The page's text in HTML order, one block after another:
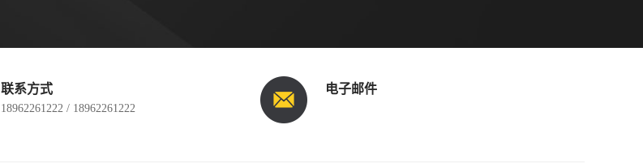
联系方式
18962261222 / 18962261222
电子邮件